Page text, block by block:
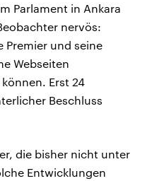
Parlament in Ankara
nervös:
Premier und seine
Webseiten
Erst 24
Beschluss
die bisher nicht unter
Entwicklungen